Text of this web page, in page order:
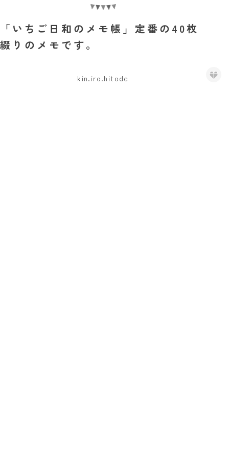
「いちご日和のメモ帳」定番の40枚
綴りのメモです。
kin.iro.hitode